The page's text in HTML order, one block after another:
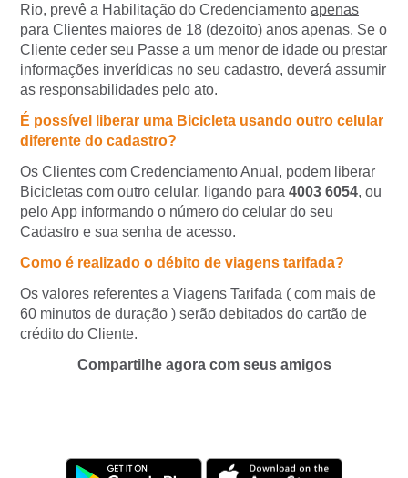
Rio, prevê a Habilitação do Credenciamento apenas
para Clientes maiores de 18 (dezoito) anos apenas. Se o
Cliente ceder seu Passe a um menor de idade ou prestar
informações inverídicas no seu cadastro, deverá assumir
as responsabilidades pelo ato.
É possível liberar uma Bicicleta usando outro celular
diferente do cadastro?
Os Clientes com Credenciamento Anual, podem liberar
Bicicletas com outro celular, ligando para 4003 6054, ou
pelo App informando o número do celular do seu
Cadastro e sua senha de acesso.
Como é realizado o débito de viagens tarifada?
Os valores referentes a Viagens Tarifada ( com mais de
60 minutos de duração ) serão debitados do cartão de
crédito do Cliente.
Compartilhe agora com seus amigos